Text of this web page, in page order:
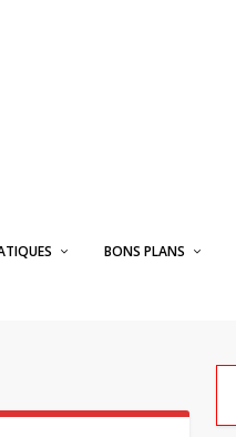
BONS PLANS